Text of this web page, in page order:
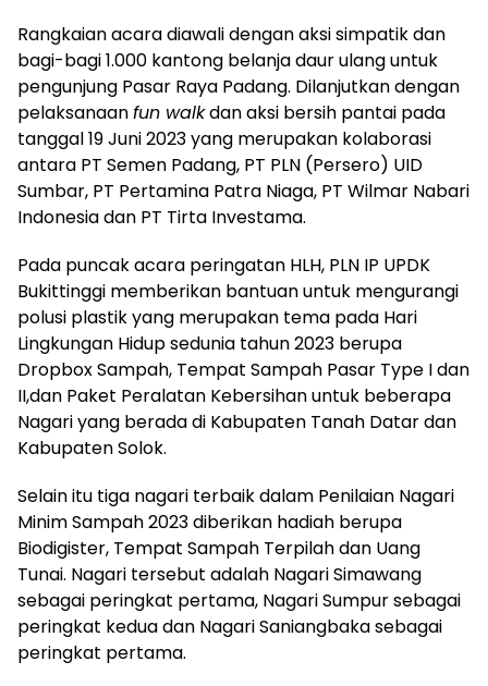
Rangkaian acara diawali dengan aksi simpatik dan
bagi-bagi 1.000 kantong belanja daur ulang untuk
pengunjung Pasar Raya Padang. Dilanjutkan dengan
pelaksanaanfun walkdan aksi bersih pantai pada
tanggal 19 Juni 2023 yang merupakan kolaborasi
antara PT Semen Padang, PT PLN (Persero) UID
Sumbar, PT Pertamina Patra Niaga, PT Wilmar Nabari
Indonesia dan PT Tirta Investama.
Pada puncak acara peringatan HLH, PLN IP UPDK
Bukittinggi memberikan bantuan untuk mengurangi
polusi plastik yang merupakan tema pada Hari
Lingkungan Hidup sedunia tahun 2023 berupa
Dropbox Sampah, Tempat Sampah Pasar Type I dan
II,dan Paket Peralatan Kebersihan untuk beberapa
Nagari yang berada di Kabupaten Tanah Datar dan
Kabupaten Solok.
Selain itu tiga nagari terbaik dalam Penilaian Nagari
Minim Sampah 2023 diberikan hadiah berupa
Biodigister, Tempat Sampah Terpilah dan Uang
Tunai. Nagari tersebut adalah Nagari Simawang
sebagai peringkat pertama, Nagari Sumpur sebagai
peringkat kedua dan Nagari Saniangbaka sebagai
peringkat pertama.